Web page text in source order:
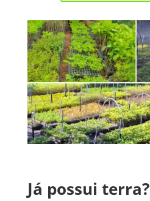
Já possui terra?